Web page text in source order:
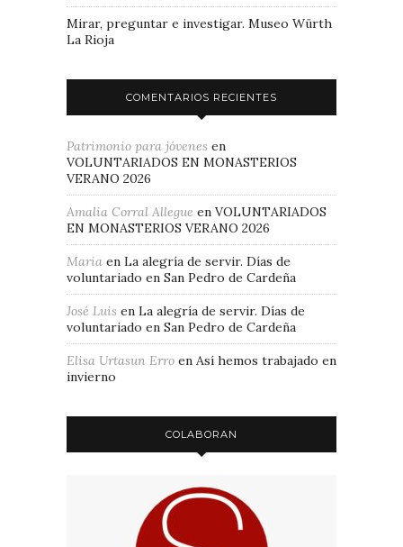
Mirar, preguntar e investigar. Museo Würth
La Rioja
COMENTARIOS RECIENTES
Patrimonio para jóvenes en
VOLUNTARIADOS EN MONASTERIOS
VERANO 2026
Amalia Corral Allegue en VOLUNTARIADOS
EN MONASTERIOS VERANO 2026
Maria en La alegría de servir. Días de
voluntariado en San Pedro de Cardeña
José Luis en La alegría de servir. Días de
voluntariado en San Pedro de Cardeña
Elisa Urtasun Erro en Así hemos trabajado en
invierno
COLABORAN